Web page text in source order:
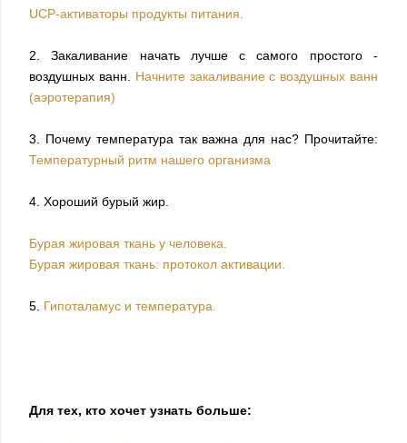
UCP-активаторы продукты питания.
2. Закаливание начать лучше с самого простого -
воздушных ванн. Начните закаливание с воздушных ванн
(аэротерапия)
3. Почему температура так важна для нас? Прочитайте:
Температурный ритм нашего организма
4. Хороший бурый жир.
Бурая жировая ткань у человека.
Бурая жировая ткань: протокол активации.
5. Гипоталамус и температура.
Для тех, кто хочет узнать больше: